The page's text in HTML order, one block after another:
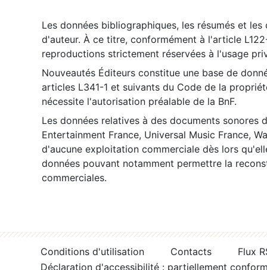
Les données bibliographiques, les résumés et
d'auteur. À ce titre, conformément à l'article
reproductions strictement réservées à l'usage
Nouveautés Éditeurs constitue une base de
articles L341-1 et suivants du Code de la
nécessite l'autorisation préalable de la BnF.
Les données relatives à des documents sonores
Entertainment France, Universal Music France,
d'aucune exploitation commerciale dès lors
données pouvant notamment permettre la
commerciales.
Conditions d'utilisation Contacts
Flux
Déclaration d'accessibilité : partiellement